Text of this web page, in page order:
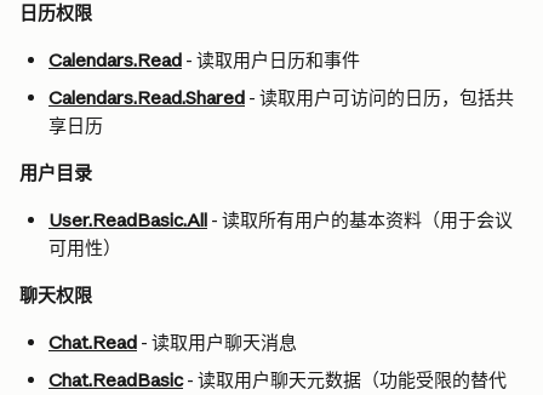
日历权限
Calendars.Read - 读取用户日历和事件
Calendars.Read.Shared - 读取用户可访问的日历，包括共
享日历
用户目录
User.ReadBasic.All - 读取所有用户的基本资料（用于会议
可用性）
聊天权限
Chat.Read - 读取用户聊天消息
Chat.ReadBasic - 读取用户聊天元数据（功能受限的替代